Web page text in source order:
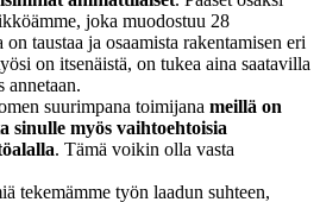
joka muodostuu 28
taustaa ja osaamista rakentamisen eri
on itsenäistä, on tukea aina saatavilla
annetaan.
suurimpana toimijana meillä on
sinulle myös vaihtoehtoisia
. Tämä voikin olla vasta
tekemämme työn laadun suhteen,